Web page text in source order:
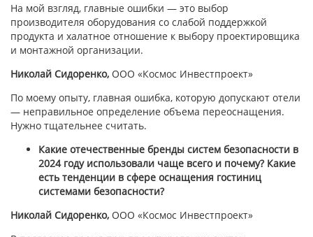
На мой взгляд, главные ошибки — это выбор
производителя оборудования со слабой поддержкой
продукта и халатное отношение к выбору проектировщика
и монтажной организации.
Николай Сидоренко, ООО «Космос Инвестпроект»
По моему опыту, главная ошибка, которую допускают отели
— неправильное определение объема переоснащения.
Нужно тщательнее считать.
Какие отечественные бренды систем безопасности в
2024 году использовали чаще всего и почему? Какие
есть тенденции в сфере оснащения гостиниц
системами безопасности?
Николай Сидоренко, ООО «Космос Инвестпроект»